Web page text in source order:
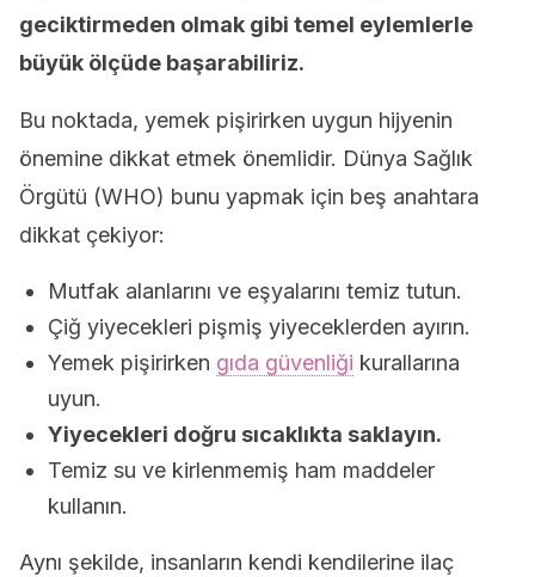
geciktirmeden olmak gibi temel eylemlerle
büyük ölçüde başarabiliriz.
Bu noktada, yemek pişirirken uygun hijyenin
önemine dikkat etmek önemlidir. Dünya Sağlık
Örgütü (WHO) bunu yapmak için beş anahtara
dikkat çekiyor:
Mutfak alanlarını ve eşyalarını temiz tutun.
Çiğ yiyecekleri pişmiş yiyeceklerden ayırın.
Yemek pişirirken gıda güvenliği kurallarına
uyun.
Yiyecekleri doğru sıcaklıkta saklayın.
Temiz su ve kirlenmemiş ham maddeler
kullanın.
Aynı şekilde, insanların kendi kendilerine ilaç